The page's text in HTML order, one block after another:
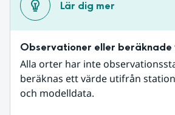
Lär dig mer
Observationer eller beräknade
Alla orter har inte
beräknas ett värde utifrån
och modelldata.